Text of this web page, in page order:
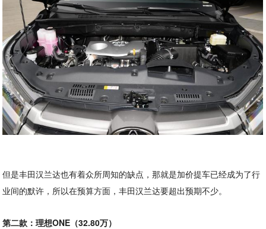
但是丰田汉兰达也有着众所周知的缺点，那就是加价提车已经成为了行
业间的默许，所以在预算方面，丰田汉兰达要超出预期不少。
第二款：理想ONE（32.80万）